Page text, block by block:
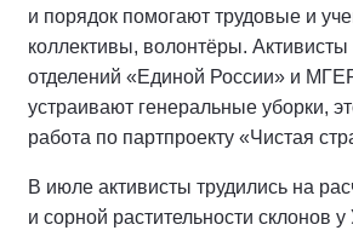
и порядок помогают трудовые и
коллективы, волонтёры.
отделений «Единой России» и
устраивают генеральные уборки,
работа по партпроекту «Чистая
В июле активисты трудились на
и сорной растительности склонов у